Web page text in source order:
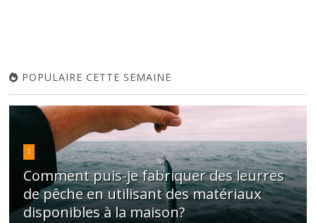
POPULAIRE CETTE SEMAINE
1
Comment puis-je fabriquer des leurres
de pêche en utilisant des matériaux
disponibles à la maison?